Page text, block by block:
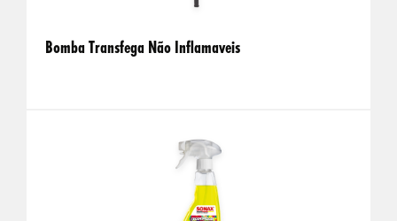
Bomba Transfega Não Inflamaveis